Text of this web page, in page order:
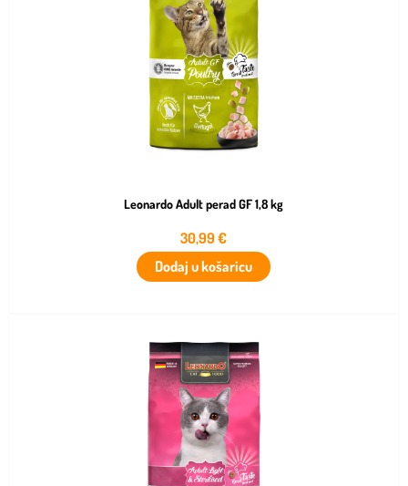
Leonardo Adult perad GF 1,8 kg
30,99€
Dodaj u košaricu